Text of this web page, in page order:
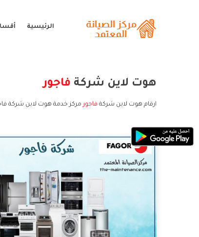
الرئيسية
هوت لاين شركة فاجور
ارقام هوت لاين شركة فاجور مركز خدمة هوت لاين شركة